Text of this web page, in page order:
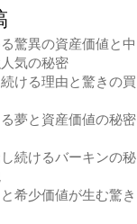
驚異の資産価値と中
気の秘密
ける理由と驚きの買
夢と資産価値の秘密
続けるバーキンの秘
希少価値が生む驚き